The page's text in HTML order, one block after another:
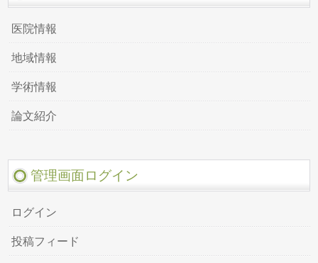
医院情報
地域情報
学術情報
論文紹介
管理画面ログイン
ログイン
投稿フィード